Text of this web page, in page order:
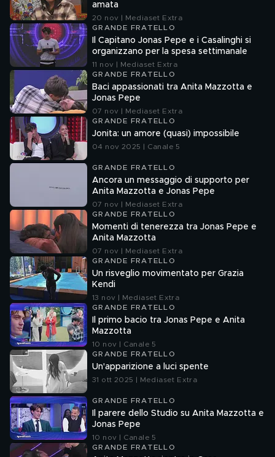
amata
20 nov | Mediaset Extra
GRANDE FRATELLO
Il Capitano Jonas Pepe e i Casalinghi si
organizzano per la spesa settimanale
11 nov | Mediaset Extra
GRANDE FRATELLO
Baci appassionati tra Anita Mazzotta e
Jonas Pepe
07 nov | Mediaset Extra
GRANDE FRATELLO
Jonita: un amore (quasi) impossibile
04 nov 2025 | Canale 5
GRANDE FRATELLO
Ancora un messaggio di supporto per
Anita Mazzotta e Jonas Pepe
07 nov | Mediaset Extra
GRANDE FRATELLO
Momenti di tenerezza tra Jonas Pepe e
Anita Mazzotta
07 nov | Mediaset Extra
GRANDE FRATELLO
Un risveglio movimentato per Grazia
Kendi
13 nov | Mediaset Extra
GRANDE FRATELLO
Il primo bacio tra Jonas Pepe e Anita
Mazzotta
10 nov | Canale 5
GRANDE FRATELLO
Un'apparizione a luci spente
31 ott 2025 | Mediaset Extra
GRANDE FRATELLO
Il parere dello Studio su Anita Mazzotta e
Jonas Pepe
10 nov | Canale 5
GRANDE FRATELLO